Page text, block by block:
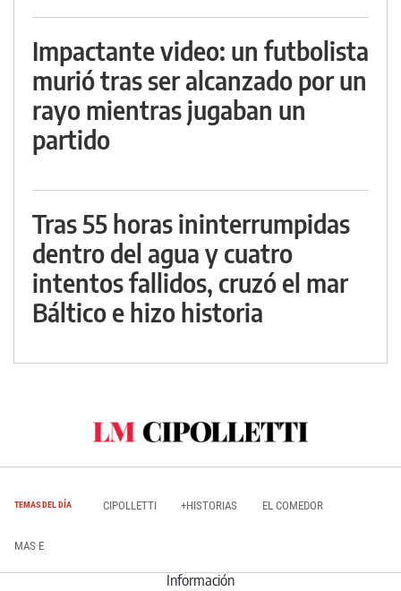
Impactante video: un futbolista
murió tras ser alcanzado por un
rayo mientras jugaban un
partido
Tras 55 horas ininterrumpidas
dentro del agua y cuatro
intentos fallidos, cruzó el mar
Báltico e hizo historia
TEMAS DEL DÍA CIPOLLETTI +HISTORIAS EL COMEDOR
MAS E
Información